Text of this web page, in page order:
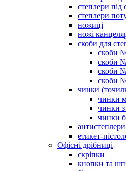
степлери
степлери
ножиці
ножі
скоби для
скоби
скоби
скоби
скоби
чинки
чинки
чинки
чинки
антистеплери
етикет-
Офісні дрібниці
скріпки
кнопки та